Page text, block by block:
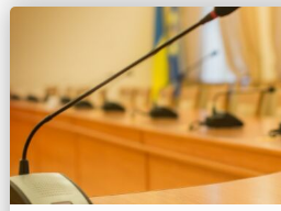
ценят пассивный от...